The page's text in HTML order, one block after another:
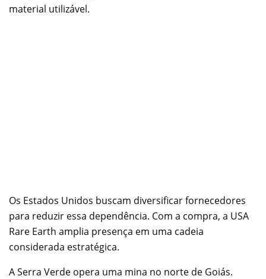
material utilizável.
Os Estados Unidos buscam diversificar fornecedores
para reduzir essa dependência. Com a compra, a USA
Rare Earth amplia presença em uma cadeia
considerada estratégica.
A Serra Verde opera uma mina no norte de Goiás.